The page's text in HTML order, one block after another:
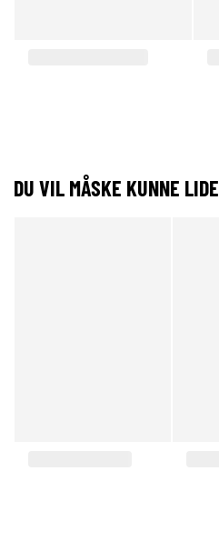
DU VIL MÅSKE KUNNE LIDE